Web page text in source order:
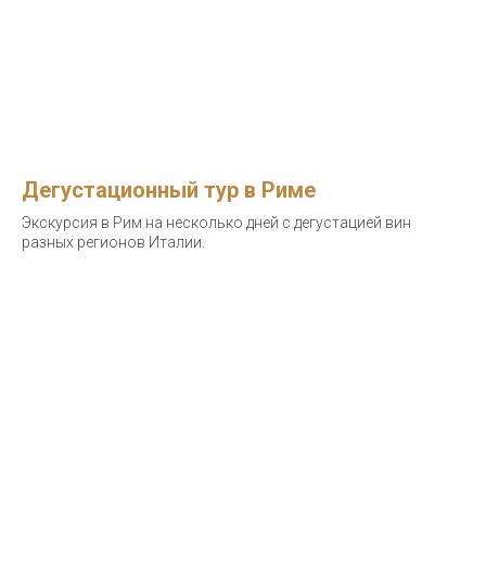
Дегустационный тур в Риме
Экскурсия в Рим на несколько дней с дегустацией вин
разных регионов Италии.